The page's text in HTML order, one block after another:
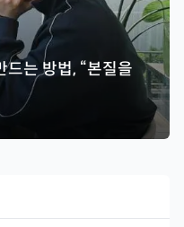
드는 방법, “본질을